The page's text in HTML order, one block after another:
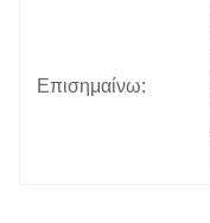
Επισημαίνω: